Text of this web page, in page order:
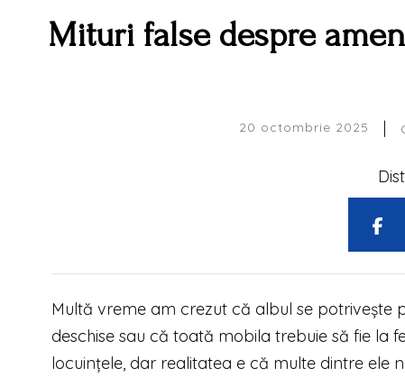
Mituri false despre
20 octombrie 2025 |
Multă vreme am crezut că albul se
deschise sau că toată mobila trebuie să fie la
locuințele, dar realitatea e că multe dintre ele